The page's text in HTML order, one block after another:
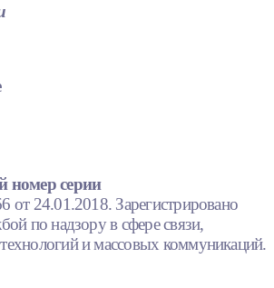
номер серии
24.01.2018. Зарегистрировано
по надзору в сфере связи,
и массовых коммуникаций.